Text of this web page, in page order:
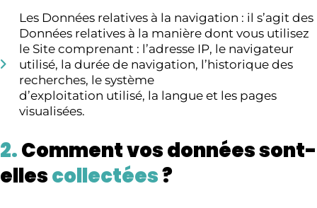
Les Données relatives à la navigation : il s’agit des
Données relatives à la manière dont vous utilisez
le Site comprenant : l’adresse IP, le navigateur
utilisé, la durée de navigation, l’historique des
recherches, le système
d’exploitation utilisé, la langue et les pages
visualisées.
2.Comment vos données sont-
ellescollectées?